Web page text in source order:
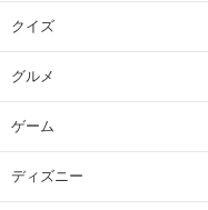
クイズ
グルメ
ゲーム
ディズニー